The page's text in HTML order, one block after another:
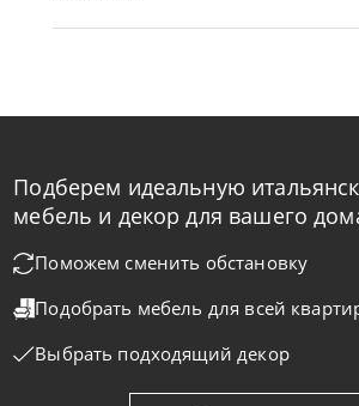
Tomasella
Стенка Atlante Unit_At102
На заказ 45-90 дн
Подберем идеальную
мебель и декор для вашего
Поможем сменить обстановку
Подобрать мебель для всей
Выбрать подходящий декор